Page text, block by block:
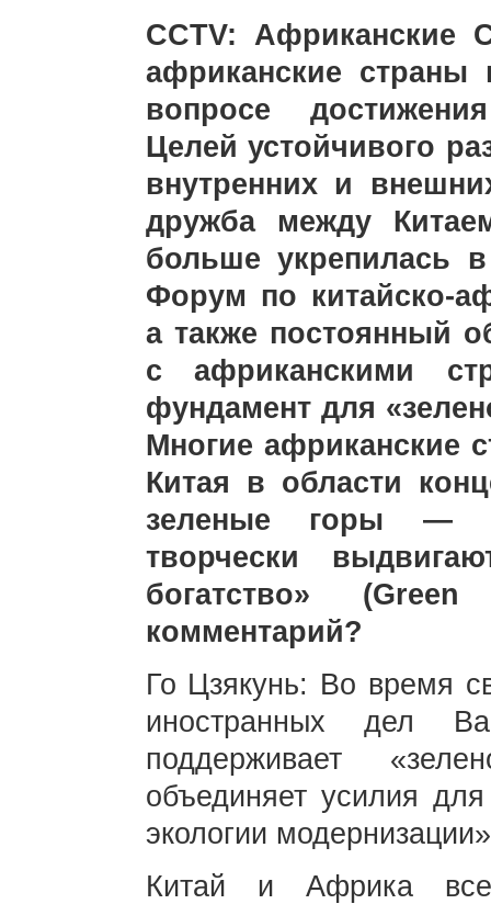
CCTV: Африканские
африканские страны
вопросе
Целей устойчивого
внутренних и
дружба между
больше укрепилась
Форум по китайско-
а также постоянный
с африканскими
фундамент для
Многие африканские
Китая в области
зеленые горы —
творчески
богатство»
комментарий?
Го Цзякунь: Во время
иностранных дел
поддерживает
объединяет усилия
экологии
Китай и Африка